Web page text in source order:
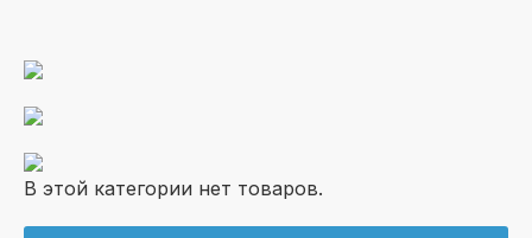
В этой категории нет товаров.